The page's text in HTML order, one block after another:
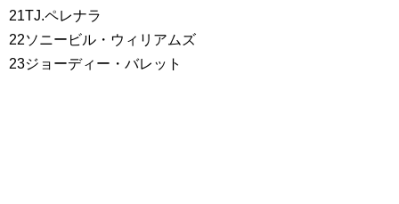
21TJ.ペレナラ
22ソニービル・ウィリアムズ
23ジョーディー・バレット